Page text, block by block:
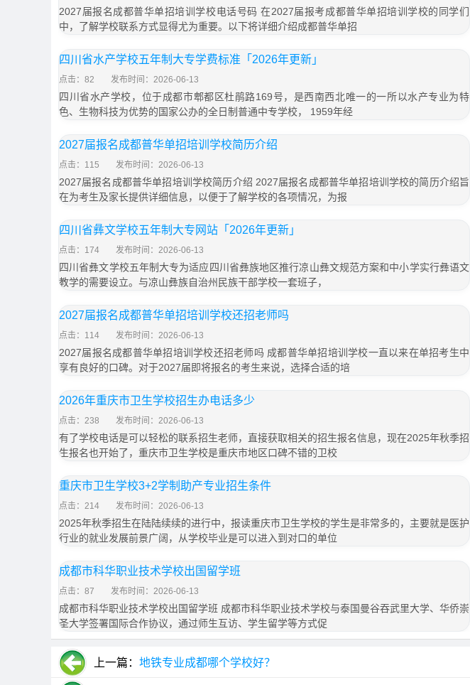
2027届报名成都普华单招培训学校电话号码 在2027届报考成都普华单招培训学校的同学们
中，了解学校联系方式显得尤为重要。以下将详细介绍成都普华单招
四川省水产学校五年制大专学费标准「2026年更新」
点击：82 发布时间：2026-06-13
四川省水产学校，位于成都市郫都区杜鹃路169号，是西南西北唯一的一所以水产专业为特
色、生物科技为优势的国家公办的全日制普通中专学校， 1959年经
2027届报名成都普华单招培训学校简历介绍
点击：115 发布时间：2026-06-13
2027届报名成都普华单招培训学校简历介绍 2027届报名成都普华单招培训学校的简历介绍旨
在为考生及家长提供详细信息，以便于了解学校的各项情况，为报
四川省彝文学校五年制大专网站「2026年更新」
点击：174 发布时间：2026-06-13
四川省彝文学校五年制大专为适应四川省彝族地区推行凉山彝文规范方案和中小学实行彝语文
教学的需要设立。与凉山彝族自治州民族干部学校一套班子，
2027届报名成都普华单招培训学校还招老师吗
点击：114 发布时间：2026-06-13
2027届报名成都普华单招培训学校还招老师吗 成都普华单招培训学校一直以来在单招考生中
享有良好的口碑。对于2027届即将报名的考生来说，选择合适的培
2026年重庆市卫生学校招生办电话多少
点击：238 发布时间：2026-06-13
有了学校电话是可以轻松的联系招生老师，直接获取相关的招生报名信息，现在2025年秋季招
生报名也开始了，重庆市卫生学校是重庆市地区口碑不错的卫校
重庆市卫生学校3+2学制助产专业招生条件
点击：214 发布时间：2026-06-13
2025年秋季招生在陆陆续续的进行中，报读重庆市卫生学校的学生是非常多的，主要就是医护
行业的就业发展前景广阔，从学校毕业是可以进入到对口的单位
成都市科华职业技术学校出国留学班
点击：87 发布时间：2026-06-13
成都市科华职业技术学校出国留学班 成都市科华职业技术学校与泰国曼谷吞武里大学、华侨崇
圣大学签署国际合作协议，通过师生互访、学生留学等方式促
上一篇： 地铁专业成都哪个学校好？